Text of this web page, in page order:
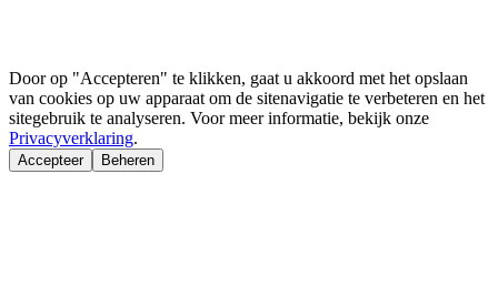
Door op "Accepteren" te klikken, gaat u akkoord met het opslaan
van cookies op uw apparaat om de sitenavigatie te verbeteren en het
sitegebruik te analyseren. Voor meer informatie, bekijk onze
Privacyverklaring.
Accepteer Beheren